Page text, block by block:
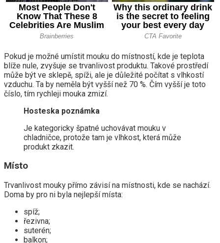
Pokud je možné umístit mouku do místností, kde je teplota
blíže nule, zvyšuje se trvanlivost produktu. Takové prostředí
může být ve sklepě, spíži, ale je důležité počítat s vlhkostí
vzduchu. Ta by neměla být vyšší než 70 %. Čím vyšší je toto
číslo, tím rychleji mouka zmizí.
Hosteska poznámka
Je kategoricky špatné uchovávat mouku v
chladničce, protože tam je vlhkost, která může
produkt zkazit.
Místo
Trvanlivost mouky přímo závisí na místnosti, kde se nachází.
Doma by pro ni byla nejlepší místa:
spíž;
řezivna;
suterén;
balkon;